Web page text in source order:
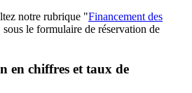
notre rubrique "Financement des
sous le formulaire de réservation de
en chiffres et taux de